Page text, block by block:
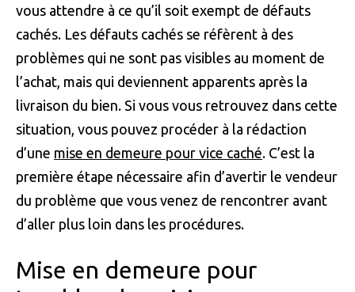
vous attendre à ce qu’il soit exempt de défauts
cachés. Les défauts cachés se réfèrent à des
problèmes qui ne sont pas visibles au moment de
l’achat, mais qui deviennent apparents après la
livraison du bien. Si vous vous retrouvez dans cette
situation, vous pouvez procéder à la rédaction
d’une mise en demeure pour vice caché. C’est la
première étape nécessaire afin d’avertir le vendeur
du problème que vous venez de rencontrer avant
d’aller plus loin dans les procédures.
Mise en demeure pour